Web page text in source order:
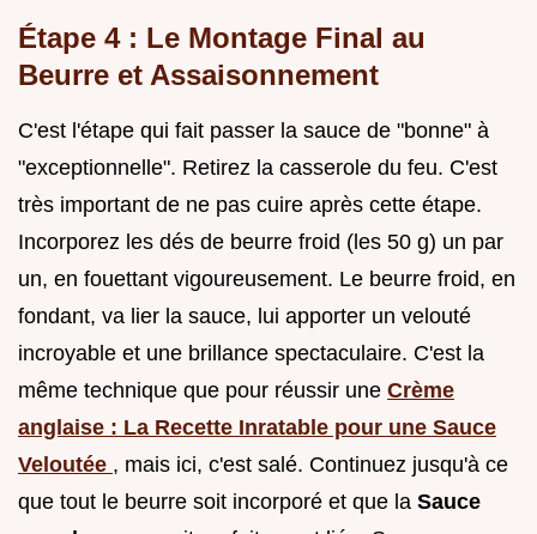
Étape 4 : Le Montage Final au
Beurre et Assaisonnement
C'est l'étape qui fait passer la sauce de "bonne" à
"exceptionnelle". Retirez la casserole du feu. C'est
très important de ne pas cuire après cette étape.
Incorporez les dés de beurre froid (les 50 g) un par
un, en fouettant vigoureusement. Le beurre froid, en
fondant, va lier la sauce, lui apporter un velouté
incroyable et une brillance spectaculaire. C'est la
même technique que pour réussir une Crème
anglaise : La Recette Inratable pour une Sauce
Veloutée , mais ici, c'est salé. Continuez jusqu'à ce
que tout le beurre soit incorporé et que la Sauce